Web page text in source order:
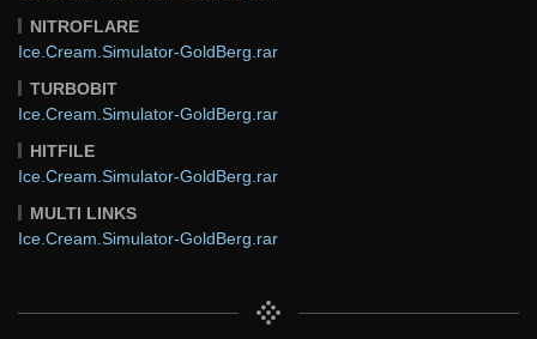
NITROFLARE
Ice.Cream.Simulator-GoldBerg.rar
TURBOBIT
Ice.Cream.Simulator-GoldBerg.rar
HITFILE
Ice.Cream.Simulator-GoldBerg.rar
MULTI LINKS
Ice.Cream.Simulator-GoldBerg.rar